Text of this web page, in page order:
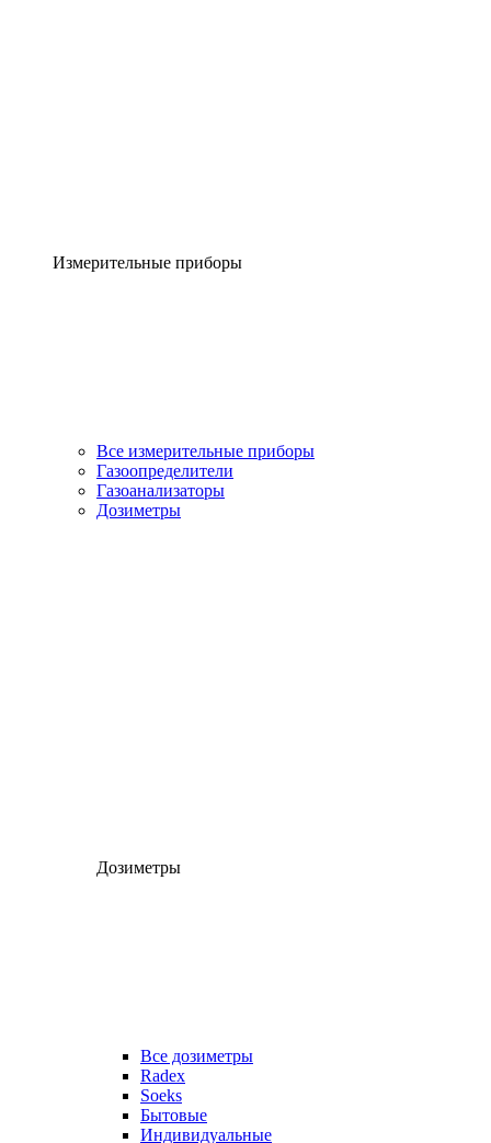
Измерительные приборы
Все измерительные приборы
Газоопределители
Газоанализаторы
Дозиметры
Дозиметры
Все дозиметры
Radex
Soeks
Бытовые
Индивидуальные